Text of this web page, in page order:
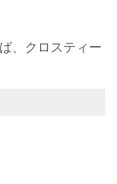
、クロスティー